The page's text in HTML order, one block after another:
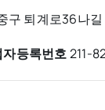
구 퇴계로36나
자등록번호211-